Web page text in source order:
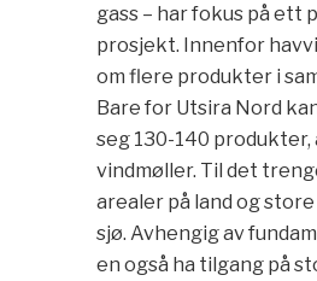
gass – har fokus på ett
prosjekt. Innenfor
om flere produkter i
Bare for Utsira Nord
seg 130-140 produkter,
vindmøller. Til det
arealer på land og
sjø. Avhengig av
en også ha tilgang på